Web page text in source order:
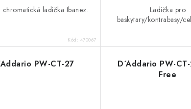
chromatická ladička Ibanez.
Kód: 470067
Ladička pro
baskytary/kontrabasy/
PW-CT-27
D´Addario PW-
Free